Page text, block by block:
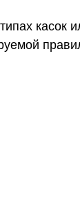
касок